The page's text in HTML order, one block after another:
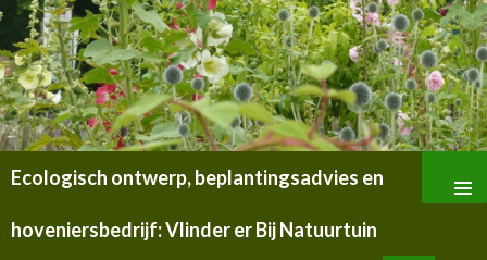
Ecologisch ontwerp, beplantingsadvies en
hoveniersbedrijf: Vlinder er Bij Natuurtuin
NAAR
INHOUD